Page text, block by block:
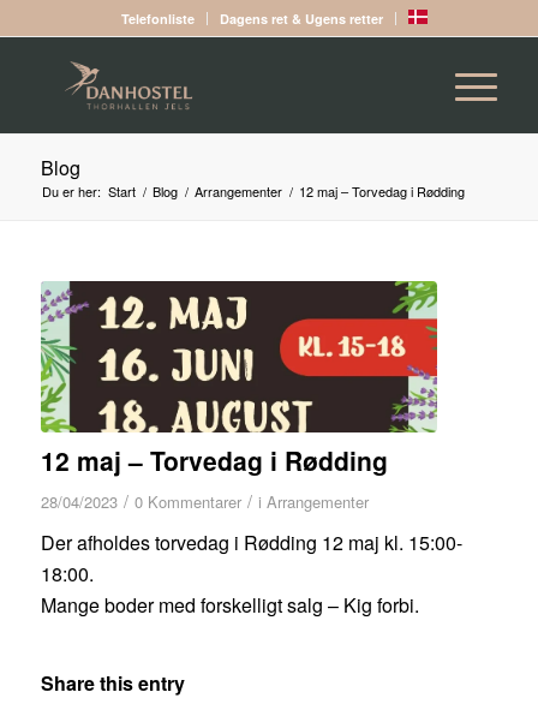
Telefonliste Dagens ret & Ugens retter
Blog
Du er her: Start / Blog / Arrangementer / 12 maj – Torvedag i Rødding
12 maj – Torvedag i Rødding
28/04/2023 / 0 Kommentarer / i Arrangementer
Der afholdes torvedag i Rødding 12 maj kl. 15:00-
18:00.
Mange boder med forskelligt salg – Kig forbi.
Share this entry